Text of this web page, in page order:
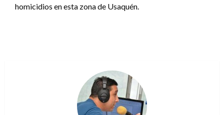
homicidios en esta zona de Usaquén.